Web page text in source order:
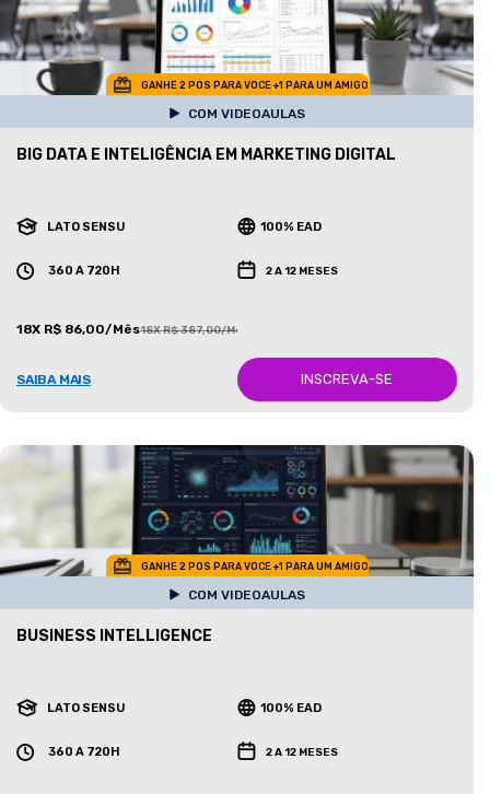
GANHE 2 POS PARA VOCE +1 PARA UM AMIGO
COM VIDEOAULAS
BIG DATA E INTELIGÊNCIA EM MARKETING DIGITAL
LATO SENSU 100% EAD
360 A 720H 2 A 12 MESES
18X R$ 86,00/Mês18X R$ 387,00/Mês
SAIBA MAIS INSCREVA-SE
GANHE 2 POS PARA VOCE +1 PARA UM AMIGO
COM VIDEOAULAS
BUSINESS INTELLIGENCE
LATO SENSU 100% EAD
360 A 720H 2 A 12 MESES